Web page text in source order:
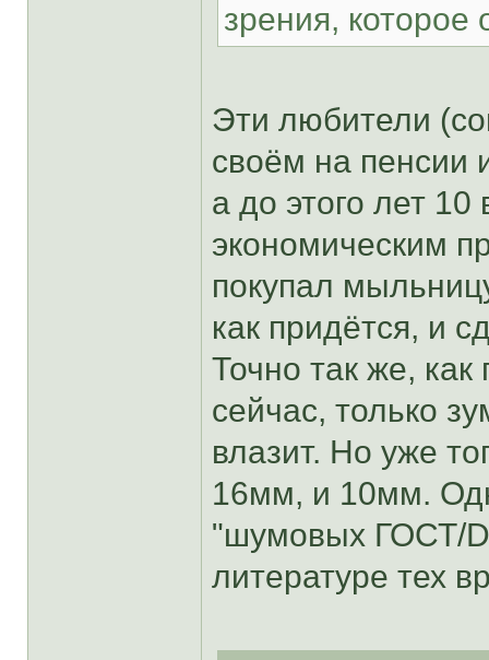
зрения, которое
Эти любители
своём на пенсии
а до этого лет
экономическим
покупал
как придётся, и
Точно так же,
сейчас, только
влазит. Но уже
16мм, и 10мм.
"шумовых ГОСТ/
литературе тех